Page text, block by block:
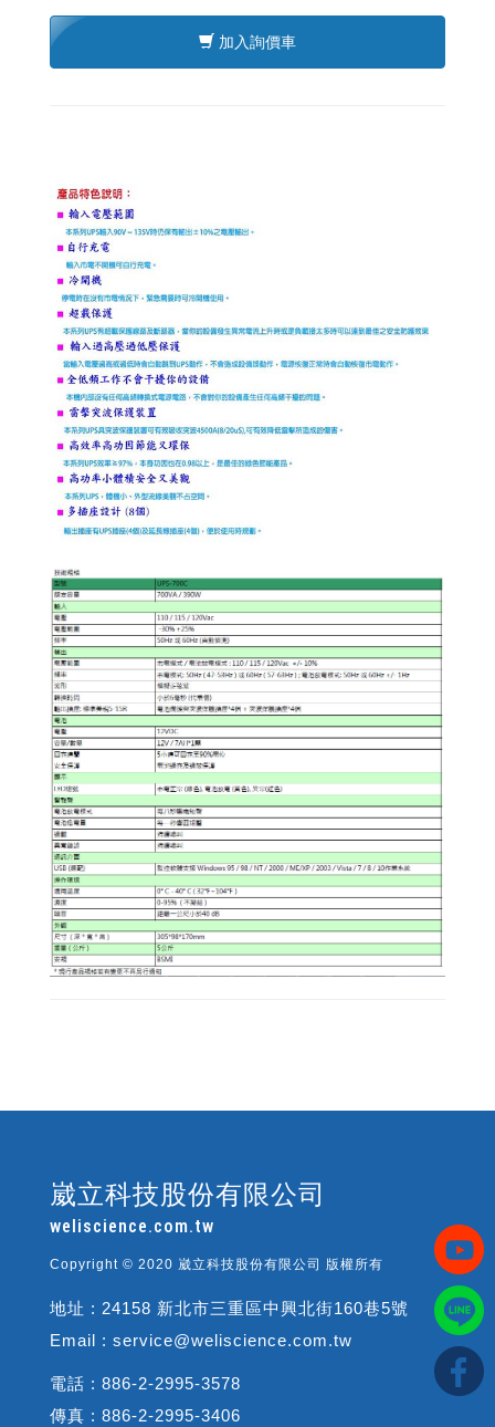
加入詢價車
崴立科技股份有限公司
weliscience.com.tw
Copyright © 2020 崴立科技股份有限公司 版權所有
地址 : 24158 新北市三重區中興北街160巷5號
Email : service@weliscience.com.tw
電話 : 886-2-2995-3578
傳真 : 886-2-2995-3406